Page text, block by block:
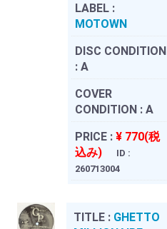
LABEL :
MOTOWN
DISC CONDITION
: A
COVER
CONDITION : A
PRICE : ¥ 770(税
込み)
ID :
260713004
TITLE : GHETTO